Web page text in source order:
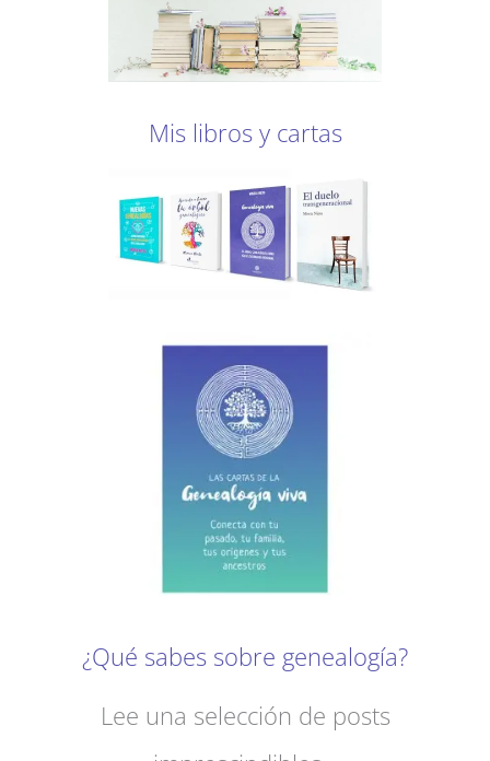
Mis libros y cartas
¿Qué sabes sobre genealogía?
Lee una selección de posts